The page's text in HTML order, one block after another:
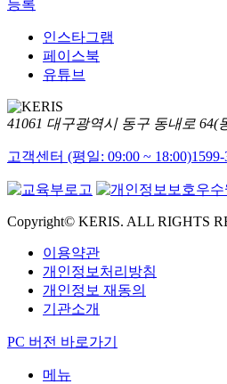
등록
인스타그램
페이스북
유튜브
41061 대구광역시 동구 동내로 64(
고객센터 (평일: 09:00 ~ 18:00)
Copyright© KERIS. ALL RIGHTS
이용약관
개인정보처리방침
개인정보 재동의
기관소개
PC 버전 바로가기
메뉴